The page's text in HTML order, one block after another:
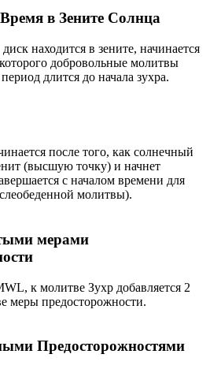
в Зените Солнца
находится в зените, начинается
добровольные молитвы
длится до начала зухра.
после того, как солнечный
(высшую точку) и начнет
с началом времени для
молитвы).
мерами
к молитве Зухр добавляется 2
меры предосторожности.
Предосторожностями